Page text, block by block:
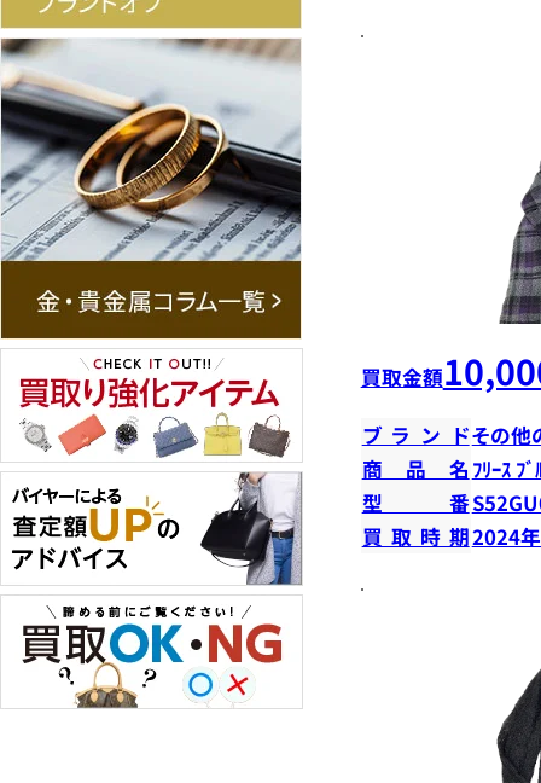
買取金額
ブランドその他
商品名 ﾌﾘｰｽ ﾌﾞ
型番
買取時期2024